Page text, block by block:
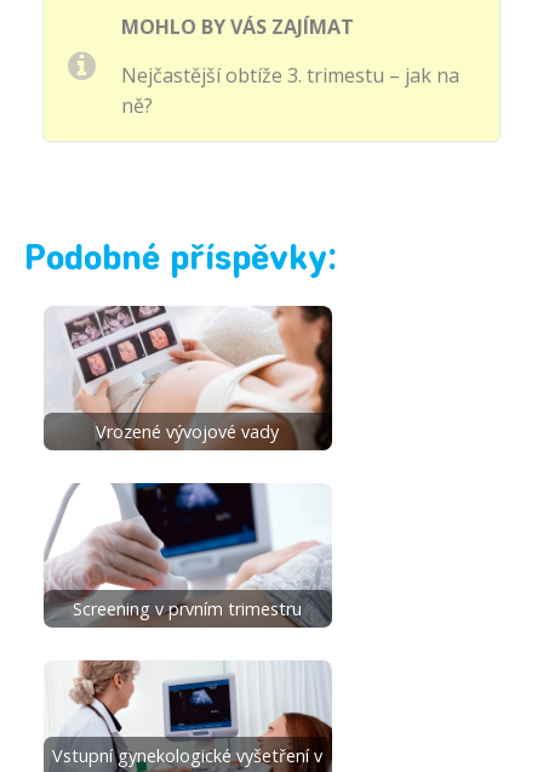
MOHLO BY VÁS ZAJÍMAT
Nejčastější obtíže 3. trimestu – jak na
ně?
Podobné příspěvky:
Vrozené vývojové vady
Screening v prvním trimestru
Vstupní gynekologické vyšetření v